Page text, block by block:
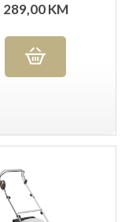
289,00KM